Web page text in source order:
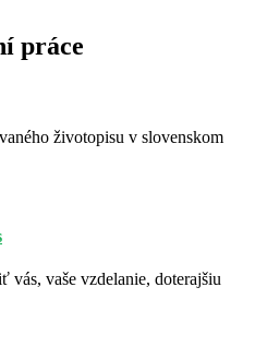
práce
životopisu v slovenskom
vaše vzdelanie, doterajšiu